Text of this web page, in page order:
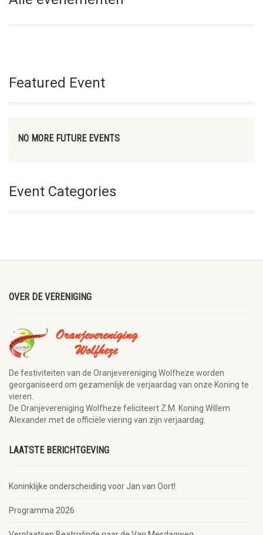
Featured Event
NO MORE FUTURE EVENTS
Event Categories
OVER DE VERENIGING
De festiviteiten van de Oranjevereniging Wolfheze worden
georganiseerd om gezamenlijk de verjaardag van onze Koning te
vieren.
De Oranjevereniging Wolfheze feliciteert Z.M. Koning Willem
Alexander met de officiële viering van zijn verjaardag.
LAATSTE BERICHTGEVING
Koninklijke onderscheiding voor Jan van Oort!
Programma 2026